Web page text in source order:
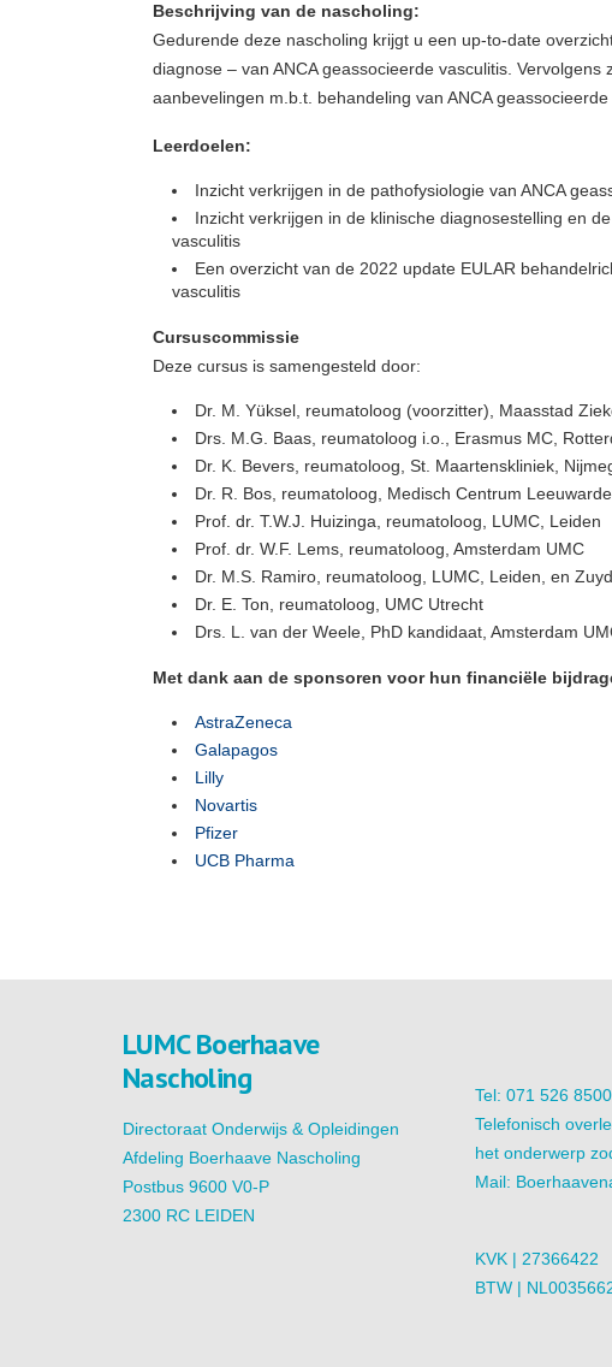
Beschrijving van de nascholing:
Gedurende deze nascholing krijgt u een up-to-date
diagnose – van ANCA geassocieerde vasculitis.
aanbevelingen m.b.t. behandeling van ANCA
Leerdoelen:
Inzicht verkrijgen in de pathofysiologie van ANCA
Inzicht verkrijgen in de klinische diagnosestelling en
vasculitis
Een overzicht van de 2022 update EULAR
vasculitis
Cursuscommissie
Deze cursus is samengesteld door:
Dr. M. Yüksel, reumatoloog (voorzitter), Maasstad
Drs. M.G. Baas, reumatoloog i.o., Erasmus MC,
Dr. K. Bevers, reumatoloog, St. Maartenskliniek,
Dr. R. Bos, reumatoloog, Medisch Centrum
Prof. dr. T.W.J. Huizinga, reumatoloog, LUMC, Leiden
Prof. dr. W.F. Lems, reumatoloog, Amsterdam UMC
Dr. M.S. Ramiro, reumatoloog, LUMC, Leiden, en
Dr. E. Ton, reumatoloog, UMC Utrecht
Drs. L. van der Weele, PhD kandidaat, Amsterdam
Met dank aan de sponsoren voor hun financiële
AstraZeneca
Galapagos
Lilly
Novartis
Pfizer
UCB Pharma
LUMC Boerhaave
Nascholing
Directoraat Onderwijs & Opleidingen
Afdeling Boerhaave Nascholing
Postbus 9600 V0-P
2300 RC LEIDEN
Tel: 071 526 8500
Telefonisch
het onderwerp
Mail:
KVK | 27366422
BTW |